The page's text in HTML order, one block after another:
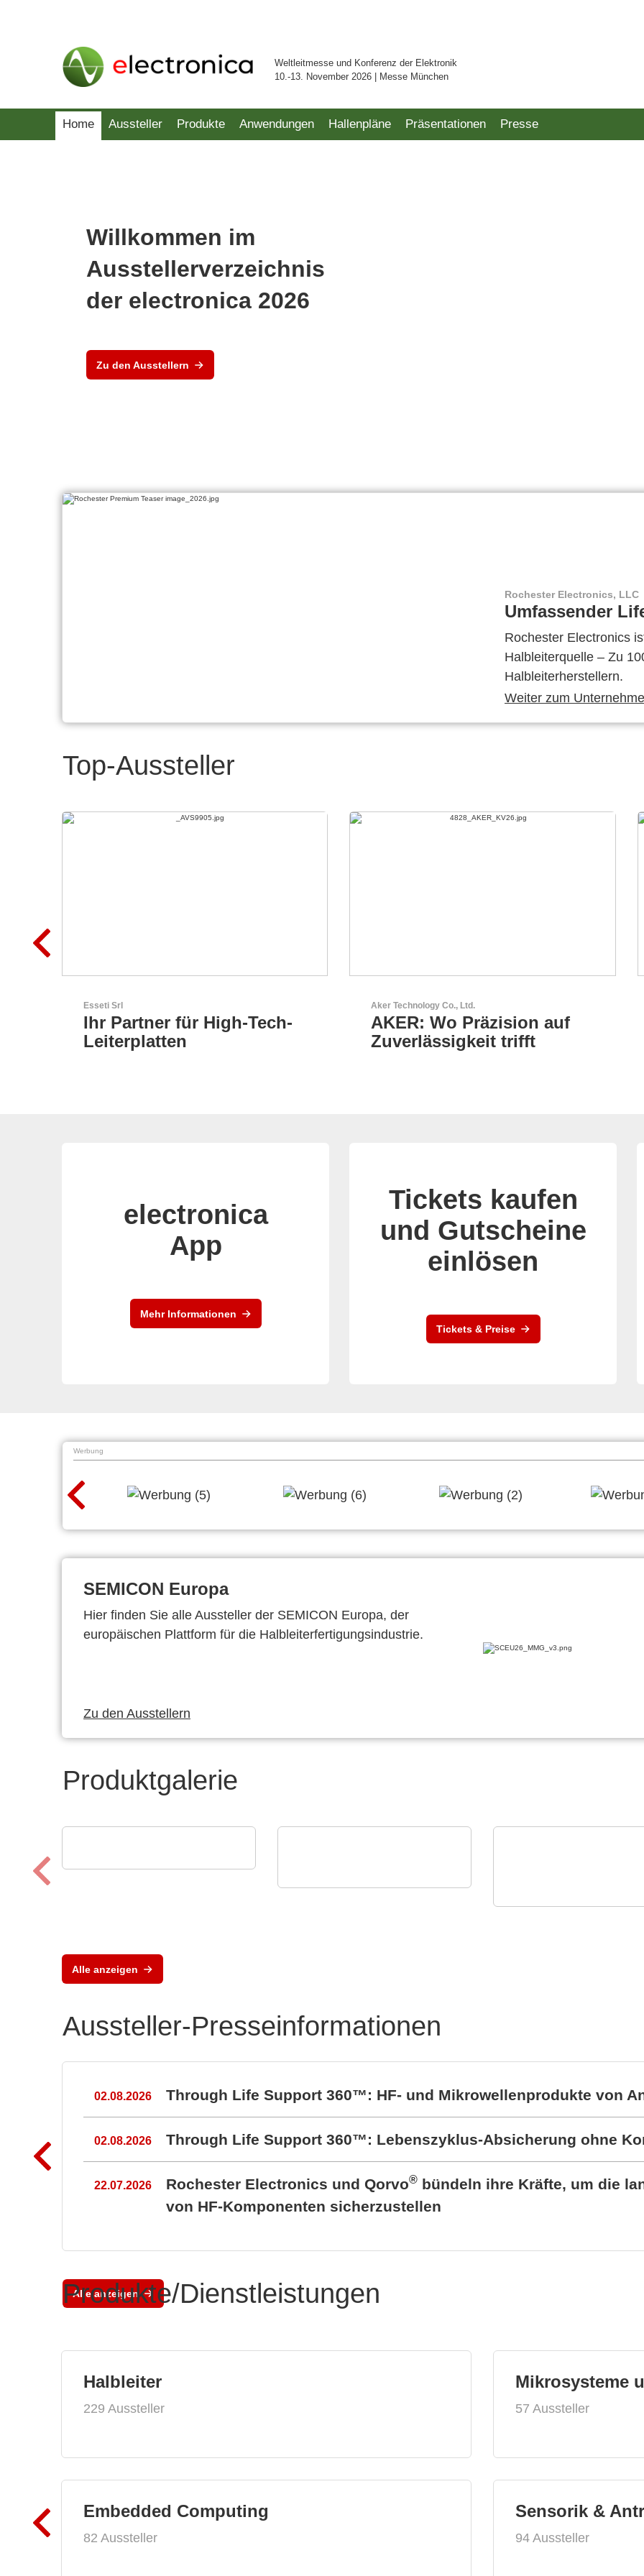
Weltleitmesse und Konferenz der Elektronik
10.-13. November 2026 | Messe München
Home Aussteller Produkte Anwendungen Hallenpläne Präsentationen Presse
Willkommen im
Ausstellerverzeichnis
der electronica 2026
Zu den Ausstellern
Rochester Electronics, LLC
Umfassender
Rochester Electronics
Halbleiterquelle – Zu
Halbleiterherstellern.
Weiter zum
Top-Aussteller
Aker Technology Co., Ltd.
AKER: Wo Präzision auf
Zuverlässigkeit trifft
LEMO Elektronik GmbH
Original Push-Pull-
Connector – Made in
electronica
App
Mehr Informationen
Tickets kaufen
und Gutscheine
einlösen
Tickets & Preise
Werbung
SEMICON Europa
Hier finden Sie alle Aussteller der SEMICON Europa, der
europäischen Plattform für die Halbleiterfertigungsindustrie.
Zu den Ausstellern
Produktgalerie
Alle anzeigen
Aussteller-Presseinformationen
02.08.2026 Through Life Support 360™: HF- und Mikrowellenprodukte von
02.08.2026 Through Life Support 360™: Lebenszyklus-Absicherung ohne
22.07.2026 Rochester Electronics und Qorvo® bündeln ihre Kräfte, um die
von HF-Komponenten sicherzustellen
Alle anzeigen
Produkte/Dienstleistungen
Halbleiter
229 Aussteller
Embedded Computing
82 Aussteller
Mikrosysteme
57 Aussteller
Sensorik &
94 Aussteller